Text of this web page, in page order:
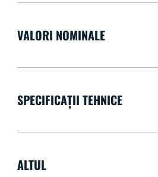
VALORI NOMINALE
SPECIFICAȚII TEHNICE
ALTUL